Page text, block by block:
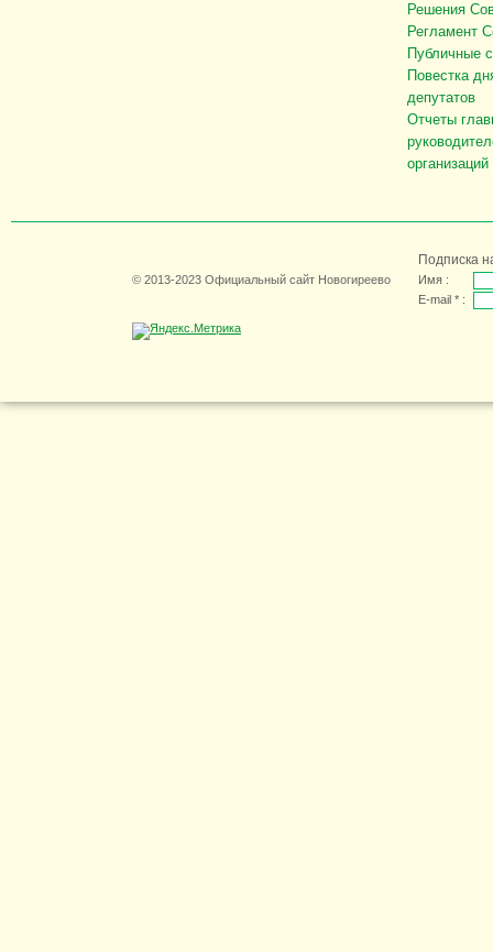
Решения
Регламент
Публичные
Повестка
депутатов
Отчеты
организаций
© 2013-2023 Официальный сайт Новогиреево
Подписка
Имя :
E-mail * :